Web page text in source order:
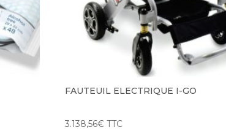
FAUTEUIL ELECTRIQUE I-GO
3.138,56€ TTC